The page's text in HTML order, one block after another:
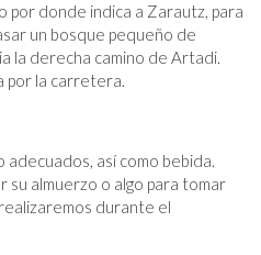
por donde indica a Zarautz, para
un bosque pequeño de
la derecha camino de Artadi.
por la carretera.
adecuados, así como bebida.
almuerzo o algo para tomar
durante el